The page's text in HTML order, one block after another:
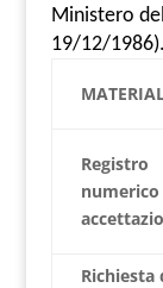
Ministero
19/12/1986).
Registro
Richiesta